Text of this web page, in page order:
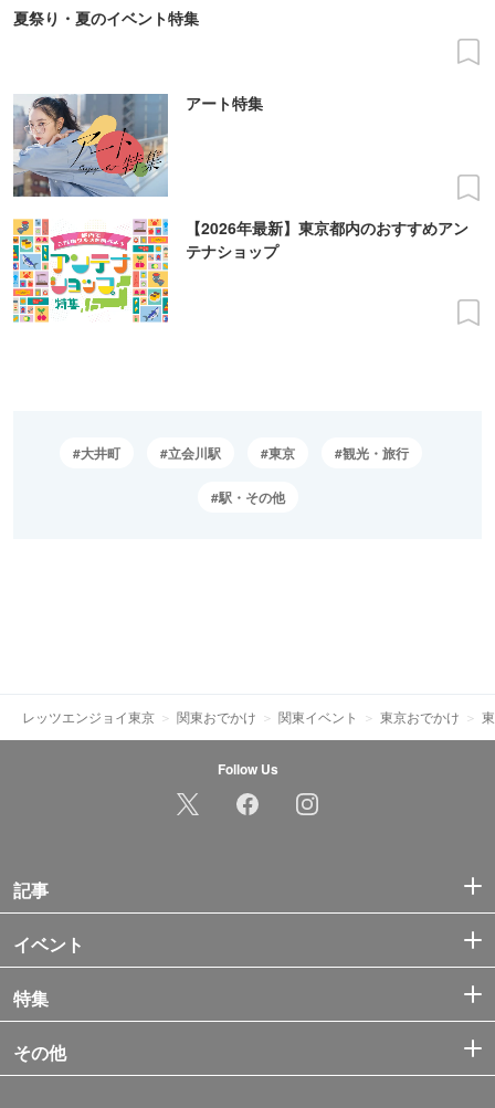
夏祭り・夏のイベント特集
アート特集
【2026年最新】東京都内のおすすめアン
テナショップ
大井町 立会川駅 東京 観光・旅行
駅・その他
レッツエンジョイ東京 関東おでかけ 関東イベント 東京おでかけ
Follow Us
記事
イベント
特集
その他